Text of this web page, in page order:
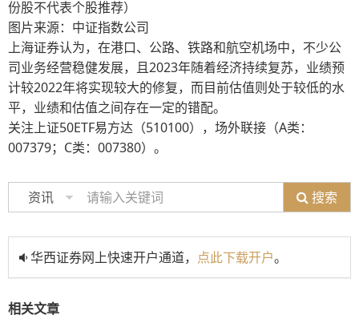
份股不代表个股推荐）
图片来源：中证指数公司
上海证券认为，在港口、公路、铁路和航空机场中，不少公
司业务经营稳健发展，且2023年随着经济持续复苏，业绩预
计较2022年将实现较大的修复，而目前估值则处于较低的水
平，业绩和估值之间存在一定的错配。
关注上证50ETF易方达（510100），场外联接（A类：
007379；C类：007380）。
资讯 搜索
华西证券网上快速开户通道， 点此下载开户。
相关文章